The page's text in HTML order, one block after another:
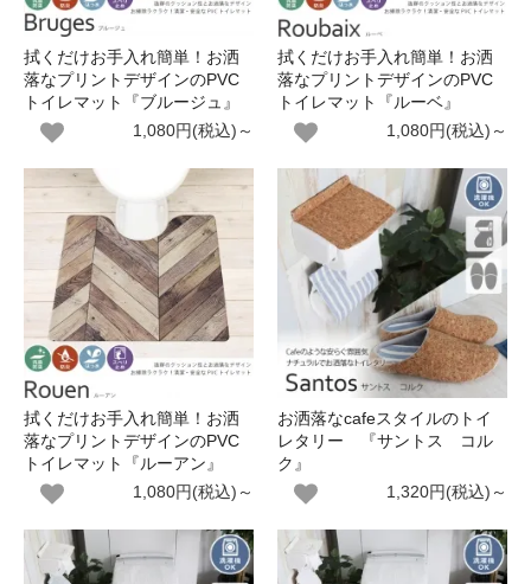
拭くだけお手入れ簡単！お洒
落なプリントデザインのPVC
トイレマット『ブルージュ』
1,080円(税込)～
拭くだけお手入れ簡単！お洒
落なプリントデザインのPVC
トイレマット『ルーベ』
1,080円(税込)～
拭くだけお手入れ簡単！お洒
落なプリントデザインのPVC
トイレマット『ルーアン』
1,080円(税込)～
お洒落なcafeスタイルのトイ
レタリー 『サントス コル
ク』
1,320円(税込)～